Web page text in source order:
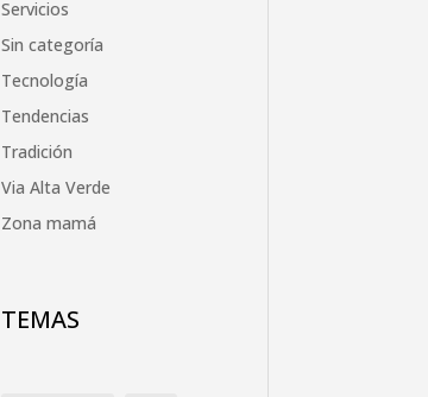
Servicios
Sin categoría
Tecnología
Tendencias
Tradición
Via Alta Verde
Zona mamá
TEMAS